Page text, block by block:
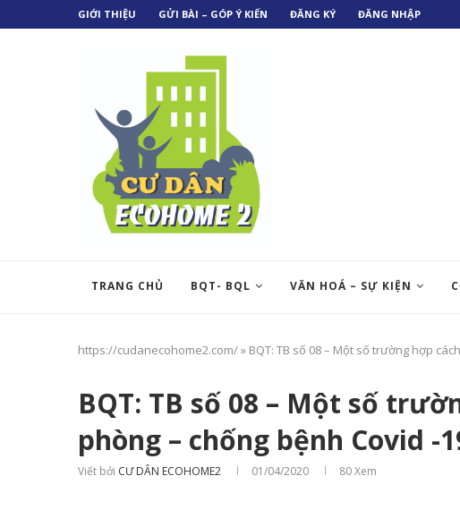
GIỚI THIỆU GỬI BÀI – GÓP Ý KIẾN ĐĂNG KÝ ĐĂNG NHẬP
TRANG CHỦ BQT- BQL VĂN HOÁ – SỰ KIỆN
https://cudanecohome2.com/» BQT: TB số 08 – Một số trường hợp
BQT: TB số 08 – Một số
phòng – chống bệnh Covid -
Viết bởi CƯ DÂN ECOHOME2 01/04/2020 80Xem